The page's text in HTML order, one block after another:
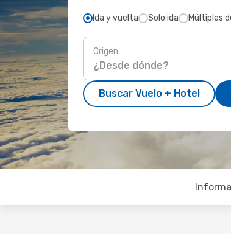
Ida y vuelta Solo ida Múltiples
Origen
Buscar Vuelo + Hotel